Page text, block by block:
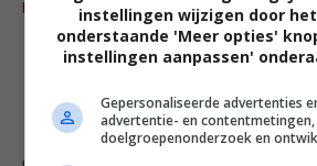
REAGEER
Dat zou een leuke
vrouw en kinderen
Petra Braber-12 dec
instellingen wijzigen door
onderstaande 'Meer opties'
instellingen aanpassen'
Gepersonaliseerde advertenties
advertentie- en contentmetingen,
doelgroepenonderzoek en